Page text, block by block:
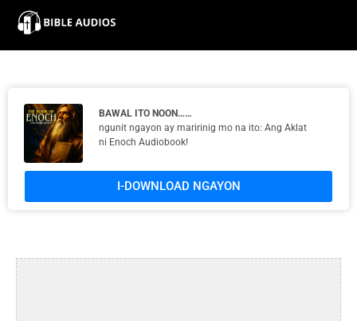
×
Audio
Bible
Copyright
Download
BAWAL ITO NOON……
ngunit ngayon ay maririnig mo na ito: Ang Aklat
ni Enoch Audiobook!
I-DOWNLOAD NGAYON